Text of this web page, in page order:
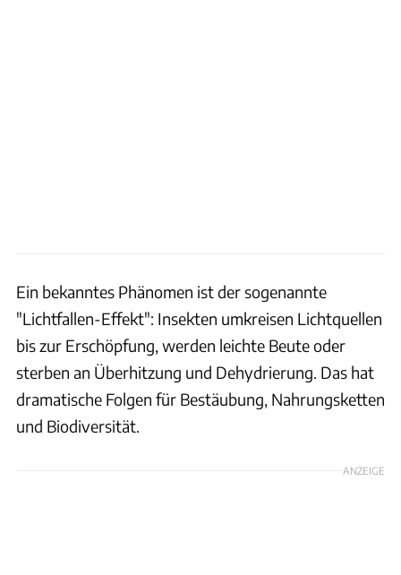
Ein bekanntes Phänomen ist der sogenannte
"Lichtfallen-Effekt": Insekten umkreisen Lichtquellen
bis zur Erschöpfung, werden leichte Beute oder
sterben an Überhitzung und Dehydrierung. Das hat
dramatische Folgen für Bestäubung, Nahrungsketten
und Biodiversität.
ANZEIGE